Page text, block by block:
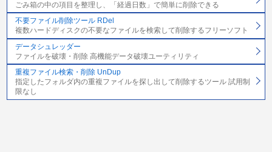
ごみ箱の中の項目を整理し、「経過日数」で簡単に削除できる
不要ファイル削除ツール RDel
複数ハードディスクの不要なファイルを検索して削除するフリーソフト
データシュレッダー
ファイルを破壊・削除 高機能データ破壊ユーティリティ
重複ファイル検索・削除 UnDup
指定したフォルダ内の重複ファイルを探し出して削除するツール 試用制
限なし